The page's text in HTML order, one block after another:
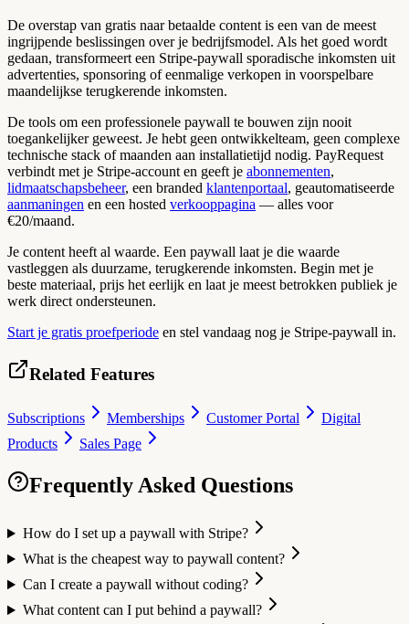
De overstap van gratis naar betaalde content is een van de meest
ingrijpende beslissingen over je bedrijfsmodel. Als het goed wordt
gedaan, transformeert een Stripe-paywall sporadische inkomsten uit
advertenties, sponsoring of eenmalige verkopen in voorspelbare
maandelijkse terugkerende inkomsten.
De tools om een professionele paywall te bouwen zijn nooit
toegankelijker geweest. Je hebt geen ontwikkelteam, geen complexe
technische stack of maanden aan installatietijd nodig. PayRequest
verbindt met je Stripe-account en geeft je abonnementen,
lidmaatschapsbeheer, een branded klantenportaal, geautomatiseerde
aanmaningen en een hosted verkooppagina — alles voor
€20/maand.
Je content heeft al waarde. Een paywall laat je die waarde
vastleggen als duurzame, terugkerende inkomsten. Begin met je
beste materiaal, prijs het eerlijk en laat je meest betrokken publiek je
werk direct ondersteunen.
Start je gratis proefperiode en stel vandaag nog je Stripe-paywall in.
Related Features
Subscriptions Memberships Customer Portal
Digital
Products
Sales Page
Frequently Asked Questions
How do I set up a paywall with Stripe?
What is the cheapest way to paywall content?
Can I create a paywall without coding?
What content can I put behind a paywall?